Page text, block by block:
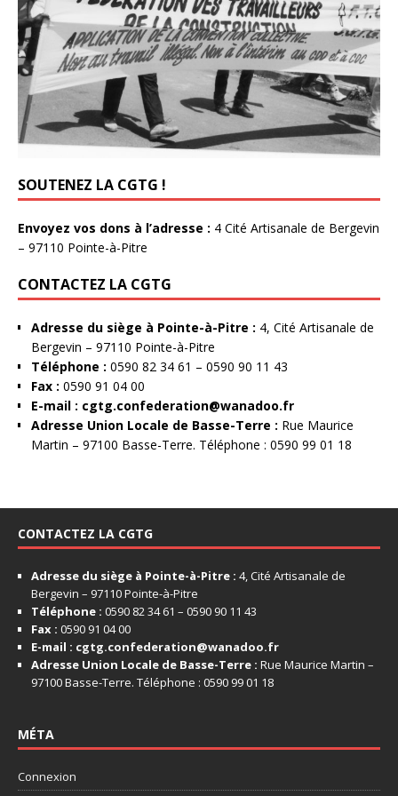
SOUTENEZ LA CGTG !
Envoyez vos dons à l’adresse : 4 Cité Artisanale de Bergevin
– 97110 Pointe-à-Pitre
CONTACTEZ LA CGTG
Adresse du siège à Pointe-à-Pitre : 4, Cité Artisanale de
Bergevin – 97110 Pointe-à-Pitre
Téléphone : 0590 82 34 61 – 0590 90 11 43
Fax : 0590 91 04 00
E-mail : cgtg.confederation@wanadoo.fr
Adresse Union Locale de Basse-Terre : Rue Maurice
Martin – 97100 Basse-Terre. Téléphone : 0590 99 01 18
CONTACTEZ LA CGTG
Adresse du siège à Pointe-à-Pitre : 4, Cité Artisanale de
Bergevin – 97110 Pointe-à-Pitre
Téléphone : 0590 82 34 61 – 0590 90 11 43
Fax : 0590 91 04 00
E-mail : cgtg.confederation@wanadoo.fr
Adresse Union Locale de Basse-Terre : Rue Maurice Martin –
97100 Basse-Terre. Téléphone : 0590 99 01 18
MÉTA
Connexion